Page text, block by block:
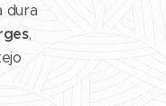
dura
,